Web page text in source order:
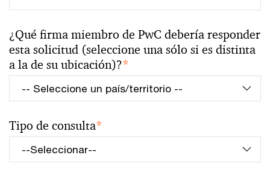
¿Qué firma miembro de PwC debería responder
esta solicitud (seleccione una sólo si es distinta
a la de su ubicación)?*
Tipo de consulta*